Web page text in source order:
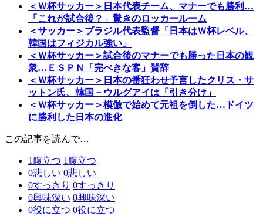
＜Ｗ杯サッカー＞日本代表チーム、マナーでも勝利…
「これが試合後？」驚きのロッカールーム
＜サッカー＞ブラジル代表監督「日本はＷ杯レベル、
韓国はフィジカル強い」
＜Ｗ杯サッカー＞試合後のマナーでも勝った日本の観
衆…ＥＳＰＮ「完ぺきな客」賛辞
＜Ｗ杯サッカー＞日本の番狂わせ予言したクリス・サ
ットン氏、韓国－ウルグアイは「引き分け」
＜Ｗ杯サッカー＞模倣で始めて元祖を倒した…ドイツ
に勝利した日本の進化
この記事を読んで…
1 腹立つ 1 腹立つ
0悲しい 0悲しい
0すっきり 0すっきり
0興味深い 0興味深い
0役に立つ 0役に立つ